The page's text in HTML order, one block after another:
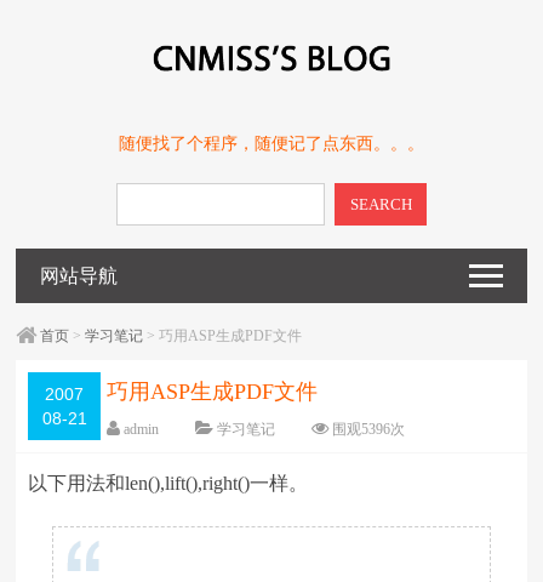
随便找了个程序，随便记了点东西。。。
SEARCH
网站导航
首页 >学习笔记 > 巧用ASP生成PDF文件
2007
08-21
巧用ASP生成PDF文件
admin 学习笔记 围观5396次
字体：大 中 小
以下用法和len(),lift(),right()一样。